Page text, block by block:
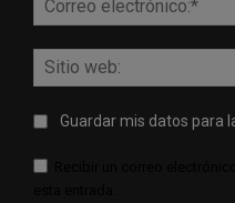
Guardar mis datos para